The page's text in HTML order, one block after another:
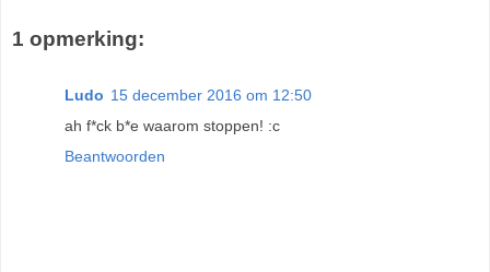
1 opmerking:
Ludo 15 december 2016 om 12:50
ah f*ck b*e waarom stoppen! :c
Beantwoorden